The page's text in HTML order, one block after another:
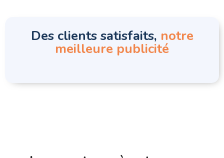
Des clients satisfaits, notre
meilleure publicité